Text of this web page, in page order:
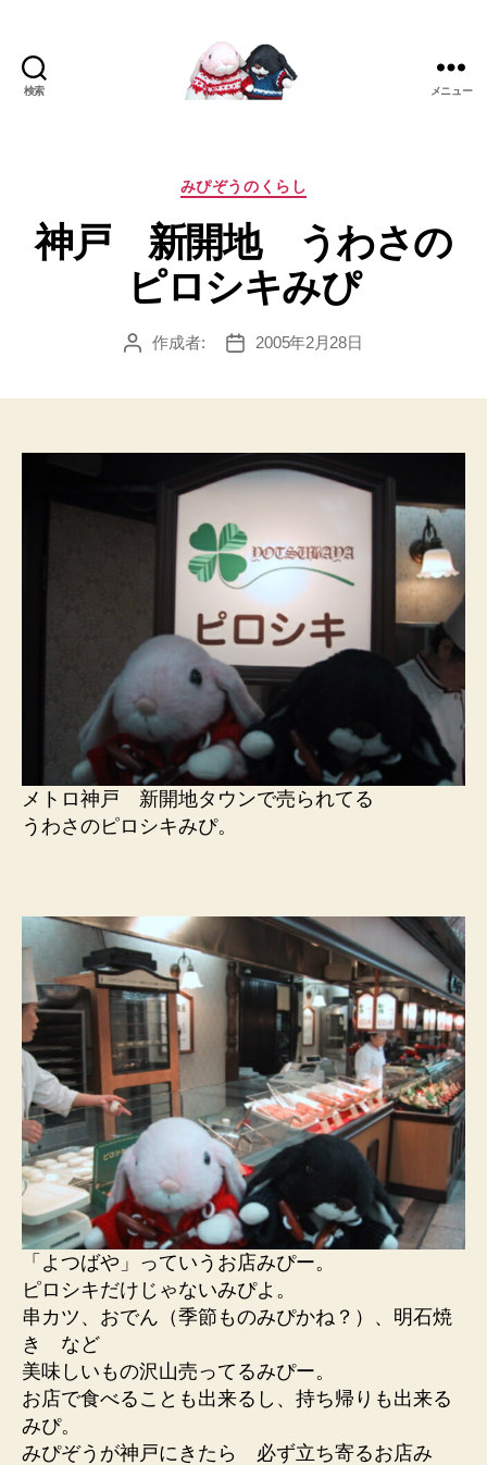
検索
ぴ
う
Blog
メニュー
カ
ゴ
リ
ー
みぴぞうのくらし
神戸 新開地 うわさの
ピロシキみぴ
投
作成者:
投
2005年2月28日
メトロ神戸 新開地タウンで売られてる
うわさのピロシキみぴ。
「よつばや」っていうお店みぴー。
ピロシキだけじゃないみぴよ。
串カツ、おでん（季節ものみぴかね？）、明石焼
き など
美味しいもの沢山売ってるみぴー。
お店で食べることも出来るし、持ち帰りも出来る
みぴ。
みぴぞうが神戸にきたら 必ず立ち寄るお店み